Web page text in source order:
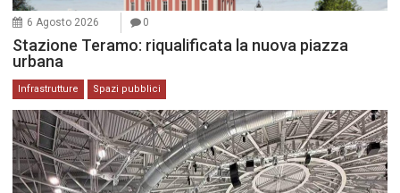
6 Agosto 2026 0
Stazione Teramo: riqualificata la nuova piazza
urbana
Infrastrutture Spazi pubblici